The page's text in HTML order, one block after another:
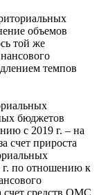
объемов
той же
темпов
бюджетов
с 2019 г. – на
счет прироста
г. по отношению к
счет средств ОМС